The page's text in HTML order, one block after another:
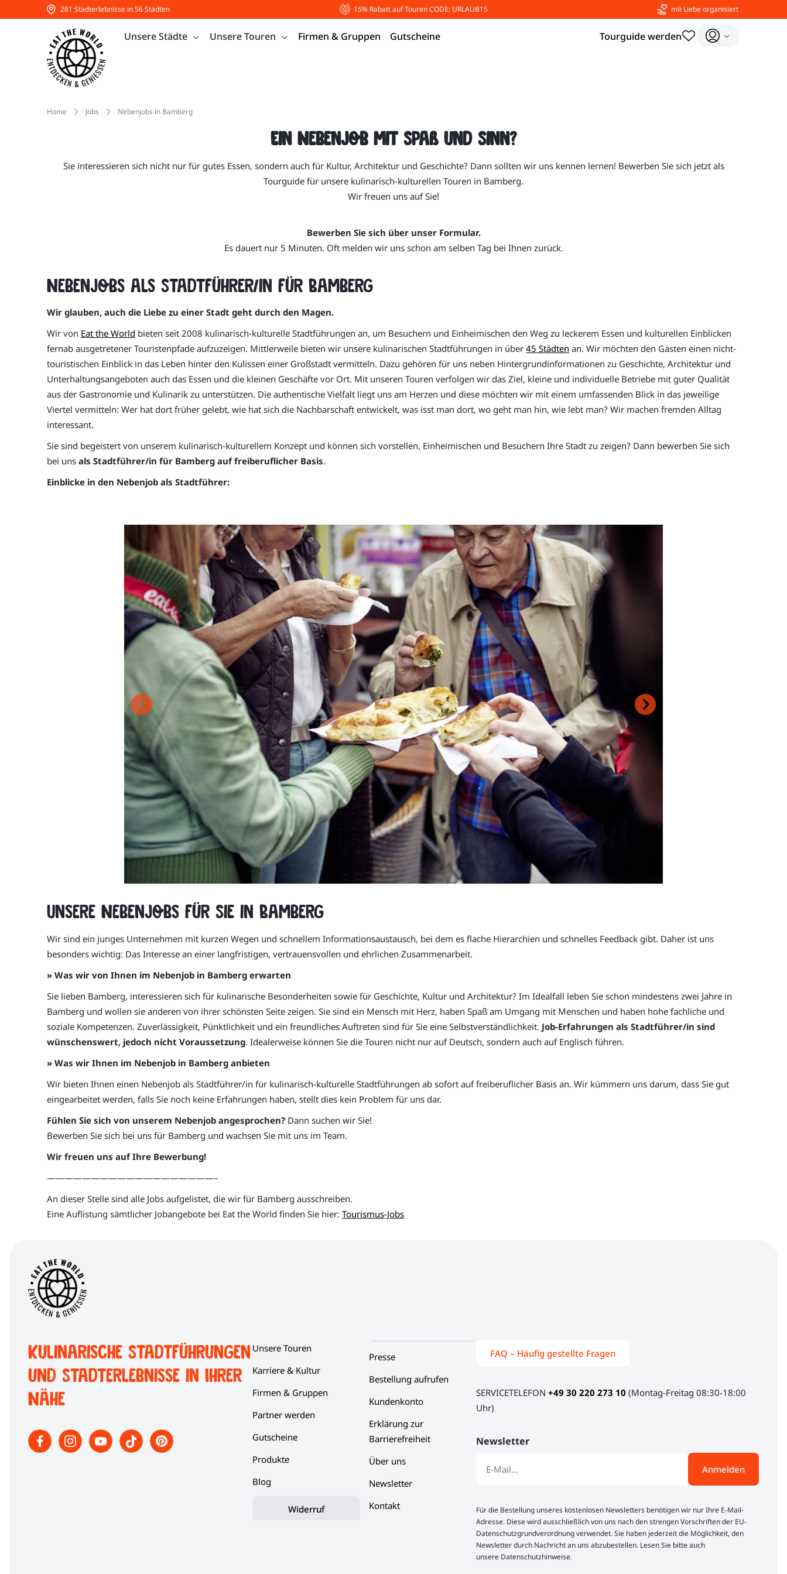
281 Stadterlebnisse in 56 Städten 15% Rabatt auf Touren CODE: URLAUB15 mit Liebe organisiert
Unsere Städte Unsere Touren Firmen & Gruppen Gutscheine Tourguide werden
Home Jobs Nebenjobs in Bamberg
Ein Nebenjob mit Spaß und Sinn?
Sie interessieren sich nicht nur für gutes Essen, sondern auch für Kultur, Architektur und Geschichte? Dann sollten wir uns kennen lernen! Bewerben Sie sich jetzt als
Tourguide für unsere kulinarisch-kulturellen Touren in Bamberg.
Wir freuen uns auf Sie!
Bewerben Sie sich über unser Formular.
Es dauert nur 5 Minuten. Oft melden wir uns schon am selben Tag bei Ihnen zurück.
Nebenjobs als Stadtführer/in für Bamberg
Wir glauben, auch die Liebe zu einer Stadt geht durch den Magen.
Wir von Eat the World bieten seit 2008 kulinarisch-kulturelle Stadtführungen an, um Besuchern und Einheimischen den Weg zu leckerem Essen und kulturellen Einblicken
fernab ausgetretener Touristenpfade aufzuzeigen. Mittlerweile bieten wir unsere kulinarischen Stadtführungen in über 45 Städten an. Wir möchten den Gästen einen nicht-
touristischen Einblick in das Leben hinter den Kulissen einer Großstadt vermitteln. Dazu gehören für uns neben Hintergrundinformationen zu Geschichte, Architektur und
Unterhaltungsangeboten auch das Essen und die kleinen Geschäfte vor Ort. Mit unseren Touren verfolgen wir das Ziel, kleine und individuelle Betriebe mit guter Qualität
aus der Gastronomie und Kulinarik zu unterstützen. Die authentische Vielfalt liegt uns am Herzen und diese möchten wir mit einem umfassenden Blick in das jeweilige
Viertel vermitteln: Wer hat dort früher gelebt, wie hat sich die Nachbarschaft entwickelt, was isst man dort, wo geht man hin, wie lebt man? Wir machen fremden Alltag
interessant.
Sie sind begeistert von unserem kulinarisch-kulturellem Konzept und können sich vorstellen, Einheimischen und Besuchern Ihre Stadt zu zeigen? Dann bewerben Sie sich
bei uns als Stadtführer/in für Bamberg auf freiberuflicher Basis.
Einblicke in den Nebenjob als Stadtführer:
Unsere Nebenjobs für Sie in Bamberg
Wir sind ein junges Unternehmen mit kurzen Wegen und schnellem Informationsaustausch, bei dem es flache Hierarchien und schnelles Feedback gibt. Daher ist uns
besonders wichtig: Das Interesse an einer langfristigen, vertrauensvollen und ehrlichen Zusammenarbeit.
» Was wir von Ihnen im Nebenjob in Bamberg erwarten
Sie lieben Bamberg, interessieren sich für kulinarische Besonderheiten sowie für Geschichte, Kultur und Architektur? Im Idealfall leben Sie schon mindestens zwei Jahre in
Bamberg und wollen sie anderen von ihrer schönsten Seite zeigen. Sie sind ein Mensch mit Herz, haben Spaß am Umgang mit Menschen und haben hohe fachliche und
soziale Kompetenzen. Zuverlässigkeit, Pünktlichkeit und ein freundliches Auftreten sind für Sie eine Selbstverständlichkeit. Job-Erfahrungen als Stadtführer/in sind
wünschenswert, jedoch nicht Voraussetzung. Idealerweise können Sie die Touren nicht nur auf Deutsch, sondern auch auf Englisch führen.
» Was wir Ihnen im Nebenjob in Bamberg anbieten
Wir bieten Ihnen einen Nebenjob als Stadtführer/in für kulinarisch-kulturelle Stadtführungen ab sofort auf freiberuflicher Basis an. Wir kümmern uns darum, dass Sie gut
eingearbeitet werden, falls Sie noch keine Erfahrungen haben, stellt dies kein Problem für uns dar.
Fühlen Sie sich von unserem Nebenjob angesprochen? Dann suchen wir Sie!
Bewerben Sie sich bei uns für Bamberg und wachsen Sie mit uns im Team.
Wir freuen uns auf Ihre Bewerbung!
———————————————————–
An dieser Stelle sind alle Jobs aufgelistet, die wir für Bamberg ausschreiben.
Eine Auflistung sämtlicher Jobangebote bei Eat the World finden Sie hier: Tourismus-Jobs
Kulinarische Stadtführungen
und Stadterlebnisse in Ihrer
Nähe
Unsere Touren
Karriere & Kultur
Firmen & Gruppen
Partner werden
Gutscheine
Produkte
Blog
Widerruf
Presse
Bestellung aufrufen
Kundenkonto
Erklärung zur
Barrierefreiheit
Über uns
Newsletter
Kontakt
FAQ – Häufig gestellte Fragen
SERVICETELEFON+49 30 220 273 10 (Montag-Freitag 08:30-18:00
Uhr)
Newsletter
Anmelden
Für die Bestellung unseres kostenlosen Newsletters benötigen wir nur Ihre E-Mail-
Adresse. Diese wird ausschließlich von uns nach den strengen Vorschriften der EU-
Datenschutzgrundverordnung verwendet. Sie haben jederzeit die Möglichkeit, den
Newsletter durch Nachricht an uns abzubestellen. Lesen Sie bitte auch
unsere Datenschutzhinweise.